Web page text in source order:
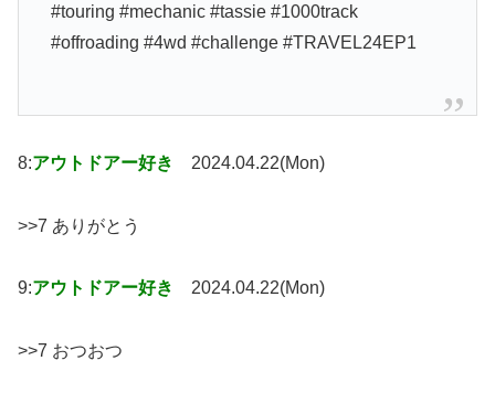
#touring #mechanic #tassie #1000track
#offroading #4wd #challenge #TRAVEL24EP1
8:アウトドアー好き 2024.04.22(Mon)
>>7 ありがとう
9:アウトドアー好き 2024.04.22(Mon)
>>7 おつおつ